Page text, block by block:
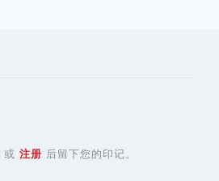
或 注册 后留下您的印记。